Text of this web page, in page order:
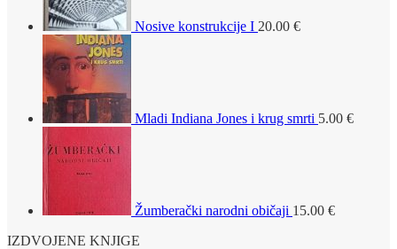
Nosive konstrukcije I 20.00 €
Mladi Indiana Jones i krug smrti 5.00 €
Žumberački narodni običaji 15.00 €
IZDVOJENE KNJIGE